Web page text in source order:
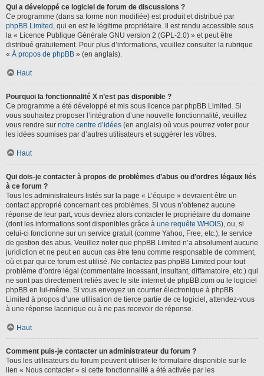
Qui a développé ce logiciel de forum de discussions ?
Ce programme (dans sa forme non modifiée) est produit et distribué par
phpBB Limited , qui en est le légitime propriétaire. Il est rendu accessible sous
la « Licence Publique Générale GNU version 2 (GPL-2.0) » et peut être
distribué gratuitement. Pour plus d’informations, veuillez consulter la rubrique
« À propos de phpBB » (en anglais).
Haut
Pourquoi la fonctionnalité X n’est pas disponible ?
Ce programme a été développé et mis sous licence par phpBB Limited. Si
vous souhaitez proposer l’intégration d’une nouvelle fonctionnalité, veuillez
vous rendre sur notre centre d’idées (en anglais) où vous pourrez voter pour
les idées soumises par d’autres utilisateurs et suggérer les vôtres.
Haut
Qui dois-je contacter à propos de problèmes d’abus ou d’ordres légaux liés
à ce forum ?
Tous les administrateurs listés sur la page « L’équipe » devraient être un
contact approprié concernant ces problèmes. Si vous n’obtenez aucune
réponse de leur part, vous devriez alors contacter le propriétaire du domaine
(dont les informations sont disponibles grâce à une requête WHOIS), ou, si
celui-ci fonctionne sur un service gratuit (comme Yahoo, Free, etc.), le service
de gestion des abus. Veuillez noter que phpBB Limited n’a absolument aucune
juridiction et ne peut en aucun cas être tenu comme responsable de comment,
où et par qui ce forum est utilisé. Ne contactez pas phpBB Limited pour tout
problème d’ordre légal (commentaire incessant, insultant, diffamatoire, etc.) qui
ne sont pas directement reliés avec le site internet de phpBB.com ou le logiciel
phpBB en lui-même. Si vous envoyez un courrier électronique à phpBB
Limited à propos d’une utilisation de tierce partie de ce logiciel, attendez-vous
à une réponse laconique ou à ne pas recevoir de réponse.
Haut
Comment puis-je contacter un administrateur du forum ?
Tous les utilisateurs du forum peuvent utiliser le formulaire disponible sur le
lien « Nous contacter » si cette fonctionnalité a été activée par les